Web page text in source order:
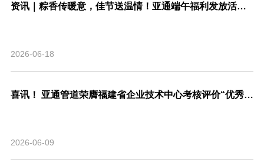
资讯｜粽香传暖意，佳节送温情！亚通端午福利发放活动圆满结束！
2026-06-18
喜讯！ 亚通管道荣膺福建省企业技术中心考核评价“优秀”等级，系省内管道行业唯一！
2026-06-09